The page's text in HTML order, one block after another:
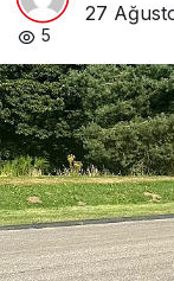
27
5